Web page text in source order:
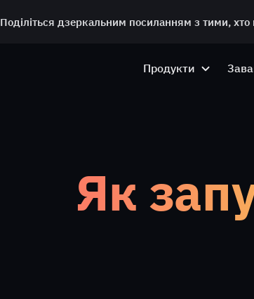
Поділіться дзеркальним посиланням з тими,
Продукти
Як